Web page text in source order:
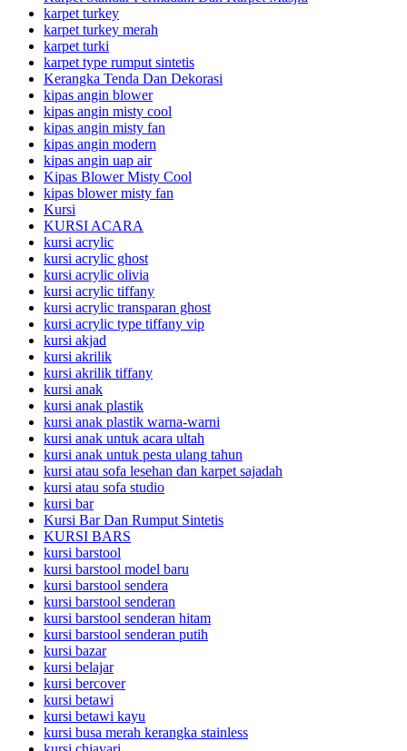
karpet turkey
karpet turkey merah
karpet turki
karpet type rumput sintetis
Kerangka Tenda Dan Dekorasi
kipas angin blower
kipas angin misty cool
kipas angin misty fan
kipas angin modern
kipas angin uap air
Kipas Blower Misty Cool
kipas blower misty fan
Kursi
KURSI ACARA
kursi acrylic
kursi acrylic ghost
kursi acrylic olivia
kursi acrylic tiffany
kursi acrylic transparan ghost
kursi acrylic type tiffany vip
kursi akjad
kursi akrilik
kursi akrilik tiffany
kursi anak
kursi anak plastik
kursi anak plastik warna-warni
kursi anak untuk acara ultah
kursi anak untuk pesta ulang tahun
kursi atau sofa lesehan dan karpet sajadah
kursi atau sofa studio
kursi bar
Kursi Bar Dan Rumput Sintetis
KURSI BARS
kursi barstool
kursi barstool model baru
kursi barstool sendera
kursi barstool senderan
kursi barstool senderan hitam
kursi barstool senderan putih
kursi bazar
kursi belajar
kursi bercover
kursi betawi
kursi betawi kayu
kursi busa merah kerangka stainless